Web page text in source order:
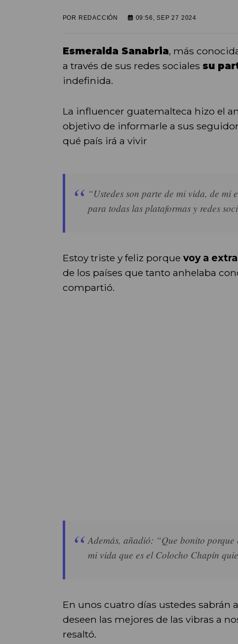
POR REDACCIÓN 09:56, SEP 27 2024
Esmeralda Sanabria, más
a través de sus redes sociales su
indefinida.
La influencer guatemalteca hizo el
objetivo de informarle a sus
qué país irá a vivir
“Ustedes son parte de mi vida, de
para todas las plataformas y redes
Estoy triste y feliz porque voy a
de los países que tanto anhelaba
compartió.
Además, añadió: “Que bonito
mi vida que es el Colocho Chapín
En unos cuatro días ustedes sabrán
deseen las mejores de las vibras a
resaltó.